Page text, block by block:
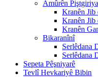
Amûrên
Kranên Jib
Kranên
Kranên
Bikaranînî
Serlêdana
Serlêdana
Sepeta Pêşniyarê
Tevlî Hevkariyê Bibin